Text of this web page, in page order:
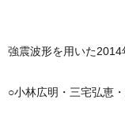
強震波形を用いた
○小林広明・三宅弘恵